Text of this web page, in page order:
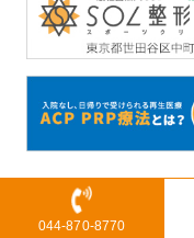
SOL整形外科ス
044-870-8770